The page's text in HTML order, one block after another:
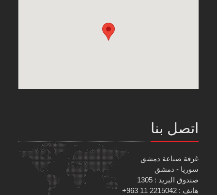
اتصل بنا
غرفة صناعة دمشق
سوريا - دمشق
صندوق البريد : 1305
هاتف : 2215042 11 963+